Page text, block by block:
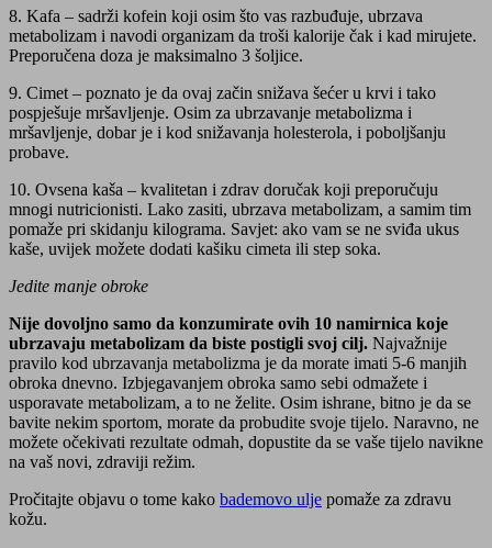
8. Kafa – sadrži kofein koji osim što vas razbuđuje, ubrzava
metabolizam i navodi organizam da troši kalorije čak i kad mirujete.
Preporučena doza je maksimalno 3 šoljice.
9. Cimet – poznato je da ovaj začin snižava šećer u krvi i tako
pospješuje mršavljenje. Osim za ubrzavanje metabolizma i
mršavljenje, dobar je i kod snižavanja holesterola, i poboljšanju
probave.
10. Ovsena kaša – kvalitetan i zdrav doručak koji preporučuju
mnogi nutricionisti. Lako zasiti, ubrzava metabolizam, a samim tim
pomaže pri skidanju kilograma. Savjet: ako vam se ne sviđa ukus
kaše, uvijek možete dodati kašiku cimeta ili step soka.
Jedite manje obroke
Nije dovoljno samo da konzumirate ovih 10 namirnica koje
ubrzavaju metabolizam da biste postigli svoj cilj. Najvažnije
pravilo kod ubrzavanja metabolizma je da morate imati 5-6 manjih
obroka dnevno. Izbjegavanjem obroka samo sebi odmažete i
usporavate metabolizam, a to ne želite. Osim ishrane, bitno je da se
bavite nekim sportom, morate da probudite svoje tijelo. Naravno, ne
možete očekivati rezultate odmah, dopustite da se vaše tijelo navikne
na vaš novi, zdraviji režim.
Pročitajte objavu o tome kako bademovo ulje pomaže za zdravu
kožu.